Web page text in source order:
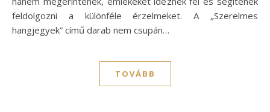
feldolgozni a különféle érzelmeket. A „Szerelmes
hangjegyek” című darab nem csupán…
TOVÁBB